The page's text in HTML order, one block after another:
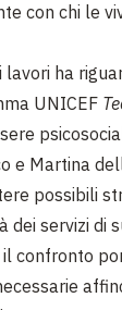
con chi le
ha
UNICEF
e Martina
possibili
dei servizi
il confronto